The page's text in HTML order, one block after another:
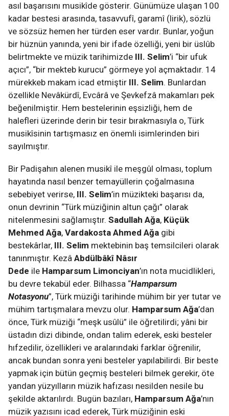
asıl başarısını musikîde gösterir. Günümüze ulaşan 100
kadar bestesi arasında, tasavvufî, garamî (lirik), sözlü
ve sözsüz hemen her türden eser vardır. Bunlar, yoğun
bir hüznün yanında, yeni bir ifade özelliği, yeni bir üslûb
belirtmekte ve müzik tarihimizde III. Selim’i “bir ufuk
açıcı”, “bir mekteb kurucu” görmeye yol açmaktadır. 14
mürekkeb makam icad etmiştir III. Selim. Bunlardan
özellikle Nevâkürdî, Evcârâ ve Şevkefzâ makamları pek
beğenilmiştir. Hem bestelerinin eşsizliği, hem de
halefleri üzerinde derin bir tesir bırakmasıyla o, Türk
musikîsinin tartışmasız en önemli isimlerinden biri
sayılmıştır.
Bir Padişahın alenen musikî ile meşgûl olması, toplum
hayatında nasıl benzer temayüllerin çoğalmasına
sebebiyet verirse, III. Selim’in müzikteki başarısı da,
onun devrinin “Türk müziğinin altun çağı” olarak
nitelenmesini sağlamıştır. Sadullah Ağa, Küçük
Mehmed Ağa, Vardakosta Ahmed Ağa gibi
bestekârlar, III. Selim mektebinin baş temsilcileri olarak
tanınmıştır. Kezâ Abdülbâkî Nâsır
Dede ile Hamparsum Limonciyan’ın nota mucidlikleri,
bu devre tekabül eder. Bilhassa “Hamparsum
Notasyonu”, Türk müziği tarihinde mühim bir yer tutar ve
mühim tartışmalara mevzu olur. Hamparsum Ağa’dan
önce, Türk müziği “meşk usûlü” ile öğretilirdi; yâni bir
üstadın dizi dibinde, ondan talim ederek, eski besteler
hıfzedilir, özellikleri ve aralarındaki farklar öğrenilir,
ancak bundan sonra yeni besteler yapılabilirdi. Bir beste
yapmak için bütün geçmiş besteleri bilmek gerekir, öte
yandan yüzyılların müzik hafızası nesilden nesile bu
şekilde aktarılırdı. Bugün bazıları, Hamparsum Ağa’nın
müzik yazısını icad ederek, Türk müziğinin eski